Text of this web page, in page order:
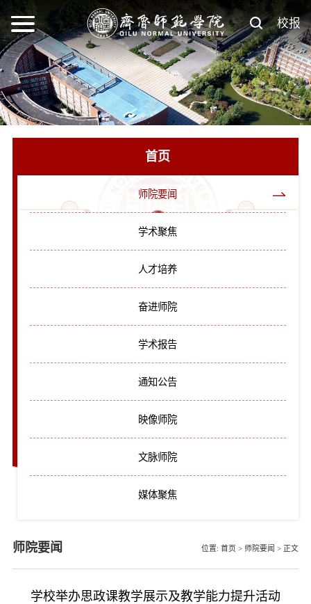
校报
首页
师院要闻
学术聚焦
人才培养
奋进师院
学术报告
通知公告
映像师院
文脉师院
媒体聚焦
师院要闻 位置: 首页 > 师院要闻 > 正文
学校举办思政课教学展示及教学能力提升活动